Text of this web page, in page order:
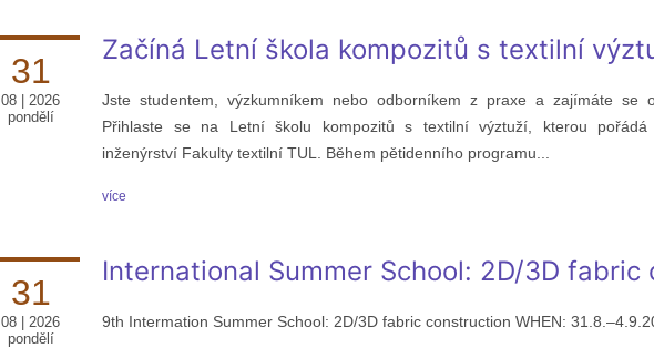
31
08 | 2026
pondělí
Začíná Letní škola kompozitů s textilní
Jste studentem, výzkumníkem nebo odborníkem z praxe a zajímáte se
Přihlaste se na Letní školu kompozitů s textilní výztuží, kterou pořádá
inženýrství Fakulty textilní TUL. Během pětidenního programu...
více
31
08 | 2026
pondělí
International Summer School: 2D/3D fabric
9th Intermation Summer School: 2D/3D fabric construction WHEN: